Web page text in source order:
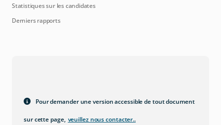
Statistiques sur les candidates
Derniers rapports
Pour demander une version accessible de tout document
sur cette page, veuillez nous contacter..